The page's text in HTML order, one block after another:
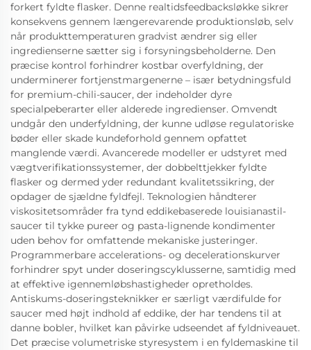
forkert fyldte flasker. Denne realtidsfeedbacksløkke sikrer
konsekvens gennem længerevarende produktionsløb, selv
når produkttemperaturen gradvist ændrer sig eller
ingredienserne sætter sig i forsyningsbeholderne. Den
præcise kontrol forhindrer kostbar overfyldning, der
underminerer fortjenstmargenerne – især betydningsfuld
for premium-chili-saucer, der indeholder dyre
specialpeberarter eller alderede ingredienser. Omvendt
undgår den underfyldning, der kunne udløse regulatoriske
bøder eller skade kundeforhold gennem opfattet
manglende værdi. Avancerede modeller er udstyret med
vægtverifikationssystemer, der dobbelttjekker fyldte
flasker og dermed yder redundant kvalitetssikring, der
opdager de sjældne fyldfejl. Teknologien håndterer
viskositetsområder fra tynd eddikebaserede louisianastil-
saucer til tykke pureer og pasta-lignende kondimenter
uden behov for omfattende mekaniske justeringer.
Programmerbare accelerations- og decelerationskurver
forhindrer spyt under doseringscyklusserne, samtidig med
at effektive igennemløbshastigheder opretholdes.
Antiskums-doseringsteknikker er særligt værdifulde for
saucer med højt indhold af eddike, der har tendens til at
danne bobler, hvilket kan påvirke udseendet af fyldniveauet.
Det præcise volumetriske styresystem i en fyldemaskine til